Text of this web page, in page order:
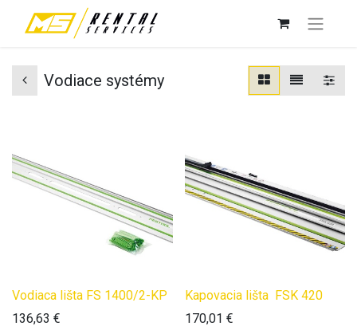
Vodiace systémy
Vodiaca lišta FS 1400/2-KP
136,63 €
Kapovacia lišta FSK 420
170,01 €